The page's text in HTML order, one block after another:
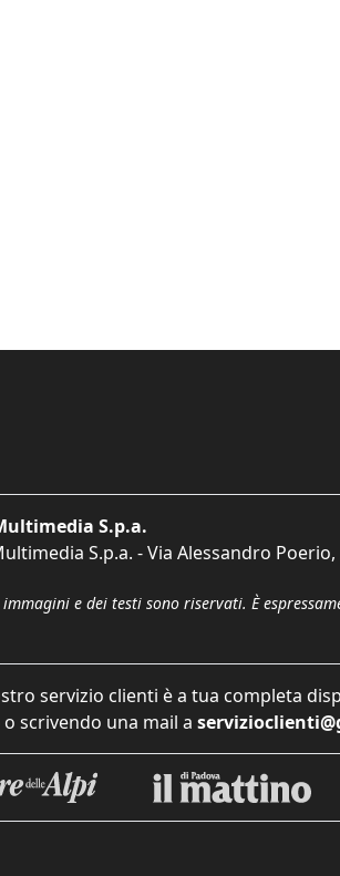
S.p.a.
S.p.a. - Via Alessandro Poerio,
e dei testi sono riservati. È
servizio clienti è a tua completa
o scrivendo una mail a